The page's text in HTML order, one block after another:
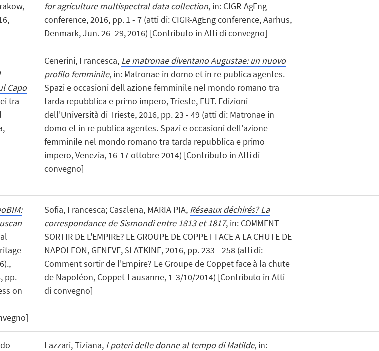
for agriculture multispectral data collection, in: CIGR-AgEng
conference, 2016, pp. 1 - 7 (atti di: CIGR-AgEng conference, Aarhus,
Denmark, Jun. 26–29, 2016) [Contributo in Atti di convegno]
Capo
tra
Cenerini, Francesca, Le matronae diventano Augustae: un nuovo
profilo femminile, in: Matronae in domo et in re publica agentes.
Spazi e occasioni dell'azione femminile nel mondo romano tra
tarda repubblica e primo impero, Trieste, EUT. Edizioni
dell'Università di Trieste, 2016, pp. 23 - 49 (atti di: Matronae in
domo et in re publica agentes. Spazi e occasioni dell'azione
femminile nel mondo romano tra tarda repubblica e primo
impero, Venezia, 16-17 ottobre 2014) [Contributo in Atti di
convegno]
pp.
on
Sofia, Francesca; Casalena, MARIA PIA, Réseaux déchirés? La
correspondance de Sismondi entre 1813 et 1817, in: COMMENT
SORTIR DE L'EMPIRE? LE GROUPE DE COPPET FACE A LA CHUTE DE
NAPOLEON, GENEVE, SLATKINE, 2016, pp. 233 - 258 (atti di:
Comment sortir de l'Empire? Le Groupe de Coppet face à la chute
de Napoléon, Coppet-Lausanne, 1-3/10/2014) [Contributo in Atti
di convegno]
Lazzari, Tiziana, I poteri delle donne al tempo di Matilde, in: